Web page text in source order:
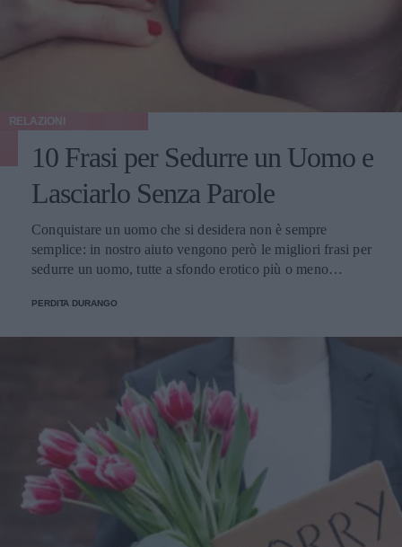
RELAZIONI
10 Frasi per Sedurre un Uomo e
Lasciarlo Senza Parole
Conquistare un uomo che si desidera non è sempre
semplice: in nostro aiuto vengono però le migliori frasi per
sedurre un uomo, tutte a sfondo erotico più o meno
PERDITA DURANGO